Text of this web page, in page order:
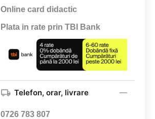
Online card didactic
Plata in rate prin TBI Bank
Telefon, orar, livrare
0726 783 807